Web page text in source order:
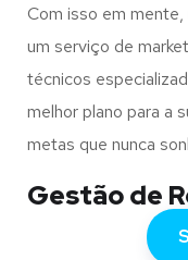
Com isso em mente,
um serviço de
técnicos
melhor plano para a
metas que nunca
Gestão de